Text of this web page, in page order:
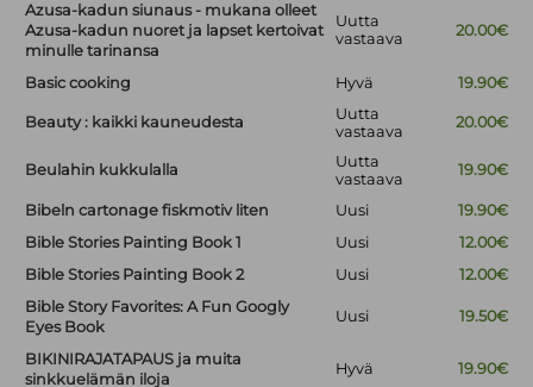
Azusa-kadun siunaus - mukana olleet
Azusa-kadun nuoret ja lapset kertoivat
minulle tarinansa
Uutta
vastaava
20.00€
Basic cooking Hyvä 19.90€
Beauty : kaikki kauneudesta
Uutta
vastaava
20.00€
Beulahin kukkulalla
Uutta
vastaava
19.90€
Bibeln cartonage fiskmotiv liten Uusi
19.90€
Bible Stories Painting Book 1
Uusi
12.00€
Bible Stories Painting Book 2
Uusi
12.00€
Bible Story Favorites: A Fun Googly
Eyes Book
Uusi 19.50€
BIKINIRAJATAPAUS ja muita
sinkkuelämän iloja
Hyvä 19.90€